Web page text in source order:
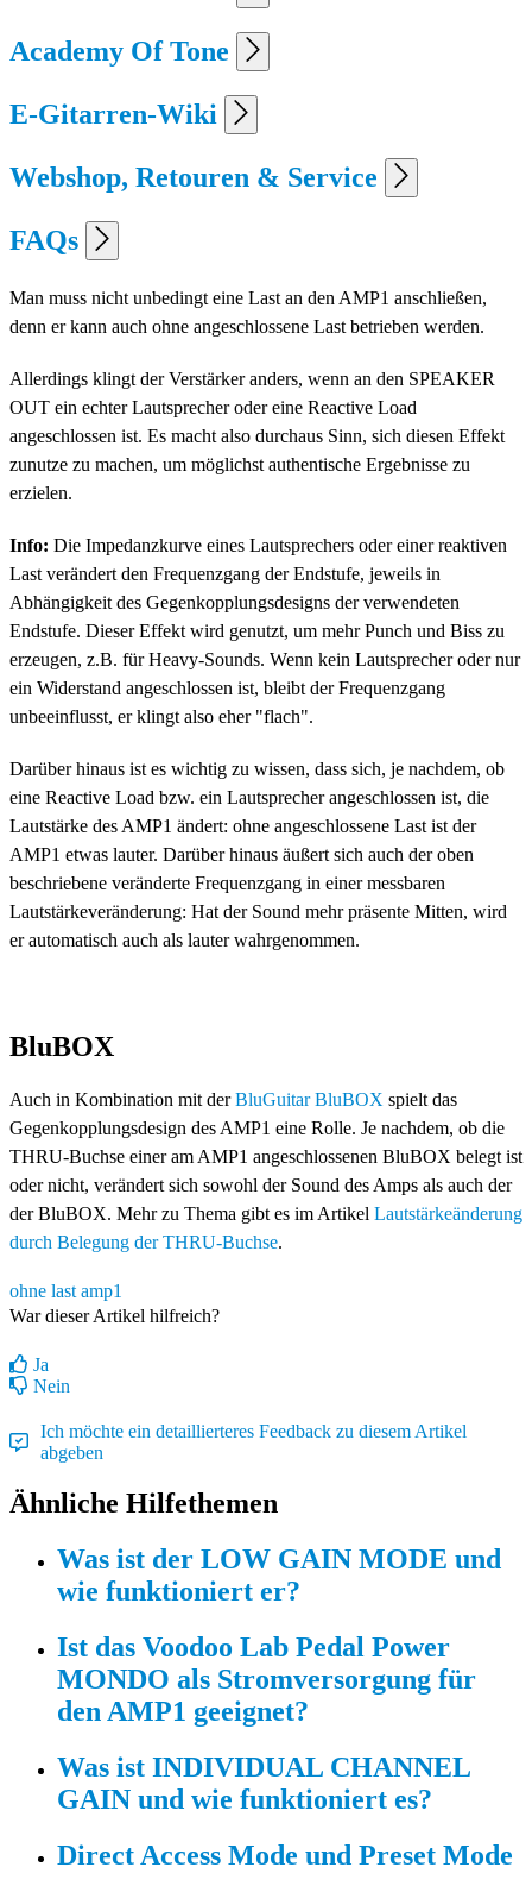
Academy Of Tone
E-Gitarren-Wiki
Webshop, Retouren & Service
FAQs
Man muss nicht unbedingt eine Last an den AMP1 anschließen,
denn er kann auch ohne angeschlossene Last betrieben werden.
Allerdings klingt der Verstärker anders, wenn an den SPEAKER
OUT ein echter Lautsprecher oder eine Reactive Load
angeschlossen ist. Es macht also durchaus Sinn, sich diesen Effekt
zunutze zu machen, um möglichst authentische Ergebnisse zu
erzielen.
Info: Die Impedanzkurve eines Lautsprechers oder einer reaktiven
Last verändert den Frequenzgang der Endstufe, jeweils in
Abhängigkeit des Gegenkopplungsdesigns der verwendeten
Endstufe. Dieser Effekt wird genutzt, um mehr Punch und Biss zu
erzeugen, z.B. für Heavy-Sounds. Wenn kein Lautsprecher oder nur
ein Widerstand angeschlossen ist, bleibt der Frequenzgang
unbeeinflusst, er klingt also eher "flach".
Darüber hinaus ist es wichtig zu wissen, dass sich, je nachdem, ob
eine Reactive Load bzw. ein Lautsprecher angeschlossen ist, die
Lautstärke des AMP1 ändert: ohne angeschlossene Last ist der
AMP1 etwas lauter. Darüber hinaus äußert sich auch der oben
beschriebene veränderte Frequenzgang in einer messbaren
Lautstärkeveränderung: Hat der Sound mehr präsente Mitten, wird
er automatisch auch als lauter wahrgenommen.
BluBOX
Auch in Kombination mit derBluGuitar BluBOX spielt das
Gegenkopplungsdesign des AMP1 eine Rolle. Je nachdem, ob die
THRU-Buchse einer am AMP1 angeschlossenen BluBOX belegt ist
oder nicht, verändert sich sowohl der Sound des Amps als auch der
der BluBOX. Mehr zu Thema gibt es im Artikel Lautstärkeänderung
durch Belegung der THRU-Buchse.‍
ohne last amp1
War dieser Artikel hilfreich?
Ja
Nein
Ich möchte ein detaillierteres Feedback zu diesem Artikel
abgeben
Ähnliche Hilfethemen
Was ist der LOW GAIN MODE und
wie funktioniert er?
Ist das Voodoo Lab Pedal Power
MONDO als Stromversorgung für
den AMP1 geeignet?
Was ist INDIVIDUAL CHANNEL
GAIN und wie funktioniert es?
Direct Access Mode und Preset Mode